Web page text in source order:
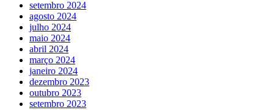
setembro 2024
agosto 2024
julho 2024
maio 2024
abril 2024
março 2024
janeiro 2024
dezembro 2023
outubro 2023
setembro 2023